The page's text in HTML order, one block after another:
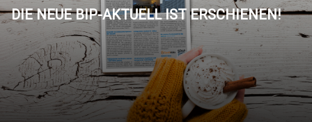
DIE NEUE BIP-AKTUELL IST ERSCHIENEN!